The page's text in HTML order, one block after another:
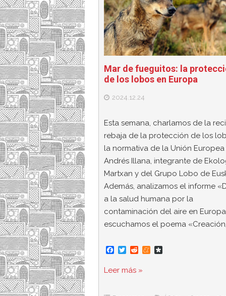
Mar de fueguitos: la
de los lobos en Europa
2024.12.24
Esta semana, charlamos de la
rebaja de la protección de los
la normativa de la Unión
Andrés Illana, integrante de
Martxan y del Grupo Lobo de
Además, analizamos el informe
a la salud humana por la
contaminación del aire en
escuchamos el poema
F
e
T
t
R
d
M
Leer más »